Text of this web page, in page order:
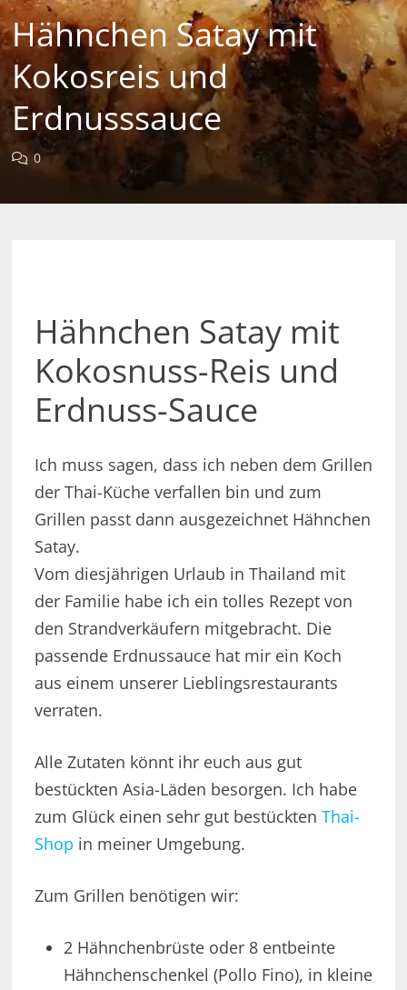
Hähnchen Satay mit
Kokosreis und
Erdnusssauce
0
Hähnchen Satay mit
Kokosnuss-Reis und
Erdnuss-Sauce
Ich muss sagen, dass ich neben dem Grillen
der Thai-Küche verfallen bin und zum
Grillen passt dann ausgezeichnet Hähnchen
Satay.
Vom diesjährigen Urlaub in Thailand mit
der Familie habe ich ein tolles Rezept von
den Strandverkäufern mitgebracht. Die
passende Erdnussauce hat mir ein Koch
aus einem unserer Lieblingsrestaurants
verraten.
Alle Zutaten könnt ihr euch aus gut
bestückten Asia-Läden besorgen. Ich habe
zum Glück einen sehr gut bestückten Thai-
Shop in meiner Umgebung.
Zum Grillen benötigen wir:
2 Hähnchenbrüste oder 8 entbeinte
Hähnchenschenkel (Pollo Fino), in kleine